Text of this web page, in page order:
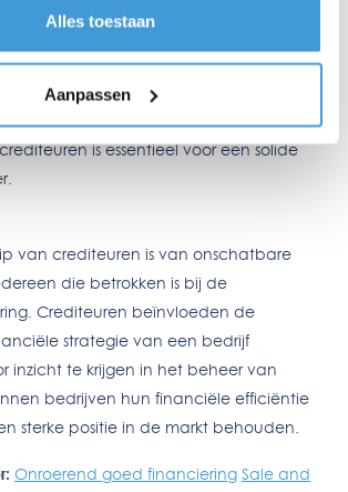
Alles toestaan
Aanpassen
tussen debiteuren en crediteuren
debiteuren vertegenwoordigen
crediteuren uitgaven
Effectief beheer van zowel
is essentieel voor een solide
van crediteuren is van onschatbare
die betrokken is bij de
Crediteuren beïnvloeden de
strategie van een bedrijf
inzicht te krijgen in het beheer van
bedrijven hun financiële efficiëntie
sterke positie in de markt behouden.
Onroerend goed financiering Sale and